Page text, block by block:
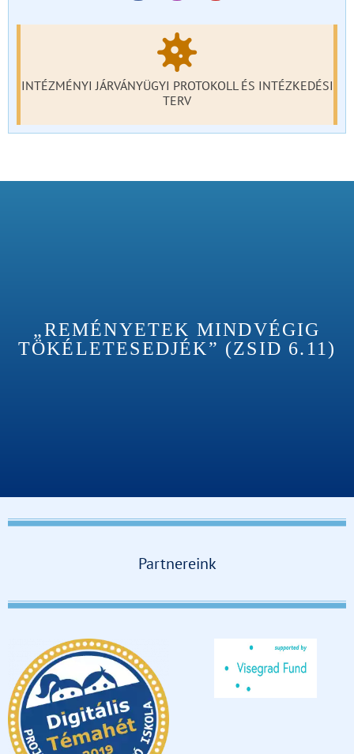
INTÉZMÉNYI JÁRVÁNYÜGYI PROTOKOLL ÉS INTÉZKEDÉSI
TERV
„REMÉNYETEK MINDVÉGIG
TÖKÉLETESEDJÉK” (ZSID 6.11)
Partnereink